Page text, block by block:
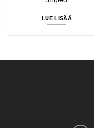
LUE LISÄÄ